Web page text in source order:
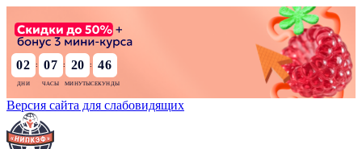
02 : 07 : 20 : 45
Версия сайта для слабовидящих